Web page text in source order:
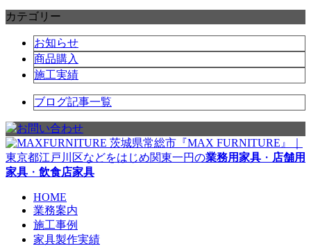
カテゴリー
お知らせ
商品購入
施工実績
ブログ記事一覧
茨城県常総市『MAX FURNITURE』｜
東京都江戸川区などをはじめ関東一円の業務用家具 ・ 店舗用
家具 ・ 飲食店家具
HOME
業務案内
施工事例
家具製作実績